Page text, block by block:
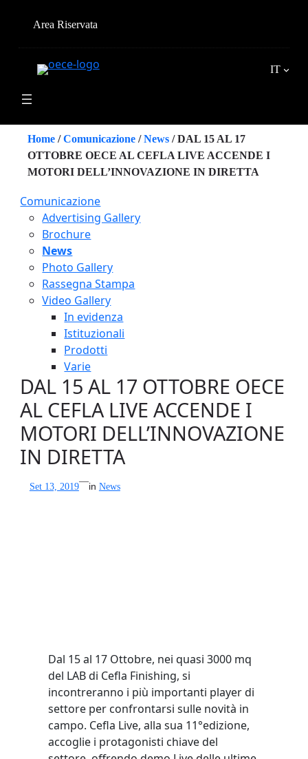
Area Riservata
IT
Home /Comunicazione /News /DAL 15 AL 17
OTTOBRE OECE AL CEFLA LIVE ACCENDE I
MOTORI DELL’INNOVAZIONE IN DIRETTA
Comunicazione
Advertising Gallery
Brochure
News
Photo Gallery
Rassegna Stampa
Video Gallery
In evidenza
Istituzionali
Prodotti
Varie
DAL 15 AL 17 OTTOBRE OECE
AL CEFLA LIVE ACCENDE I
MOTORI DELL’INNOVAZIONE
IN DIRETTA
Set 13, 2019—in News
Dal 15 al 17 Ottobre, nei quasi 3000 mq
del LAB di Cefla Finishing, si
incontreranno i più importanti player di
settore per confrontarsi sulle novità in
campo. Cefla Live, alla sua 11°edizione,
accoglie i protagonisti chiave del